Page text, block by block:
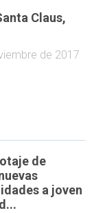
Claus,
de 2017
de
a joven